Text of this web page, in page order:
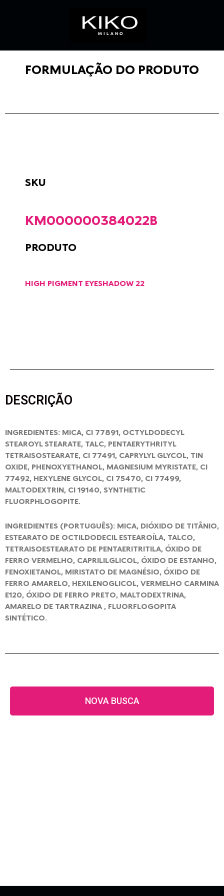
FORMULAÇÃO DO PRODUTO
SKU
KM000000384022B
PRODUTO
HIGH PIGMENT EYESHADOW 22
DESCRIÇÃO
INGREDIENTES: MICA, CI 77891, OCTYLDODECYL
STEAROYL STEARATE, TALC, PENTAERYTHRITYL
TETRAISOSTEARATE, CI 77491, CAPRYLYL GLYCOL, TIN
OXIDE, PHENOXYETHANOL, MAGNESIUM MYRISTATE, CI
77492, HEXYLENE GLYCOL, CI 75470, CI 77499,
MALTODEXTRIN, CI 19140, SYNTHETIC
FLUORPHLOGOPITE.
INGREDIENTES (PORTUGUÊS): MICA, DIÓXIDO DE TITÂNIO,
ESTEARATO DE OCTILDODECIL ESTEAROÍLA, TALCO,
TETRAISOESTEARATO DE PENTAERITRITILA, ÓXIDO DE
FERRO VERMELHO, CAPRILILGLICOL, ÓXIDO DE ESTANHO,
FENOXIETANOL, MIRISTATO DE MAGNÉSIO, ÓXIDO DE
FERRO AMARELO, HEXILENOGLICOL, VERMELHO CARMINA
E120, ÓXIDO DE FERRO PRETO, MALTODEXTRINA,
AMARELO DE TARTRAZINA , FLUORFLOGOPITA
SINTÉTICO.
NOVA BUSCA